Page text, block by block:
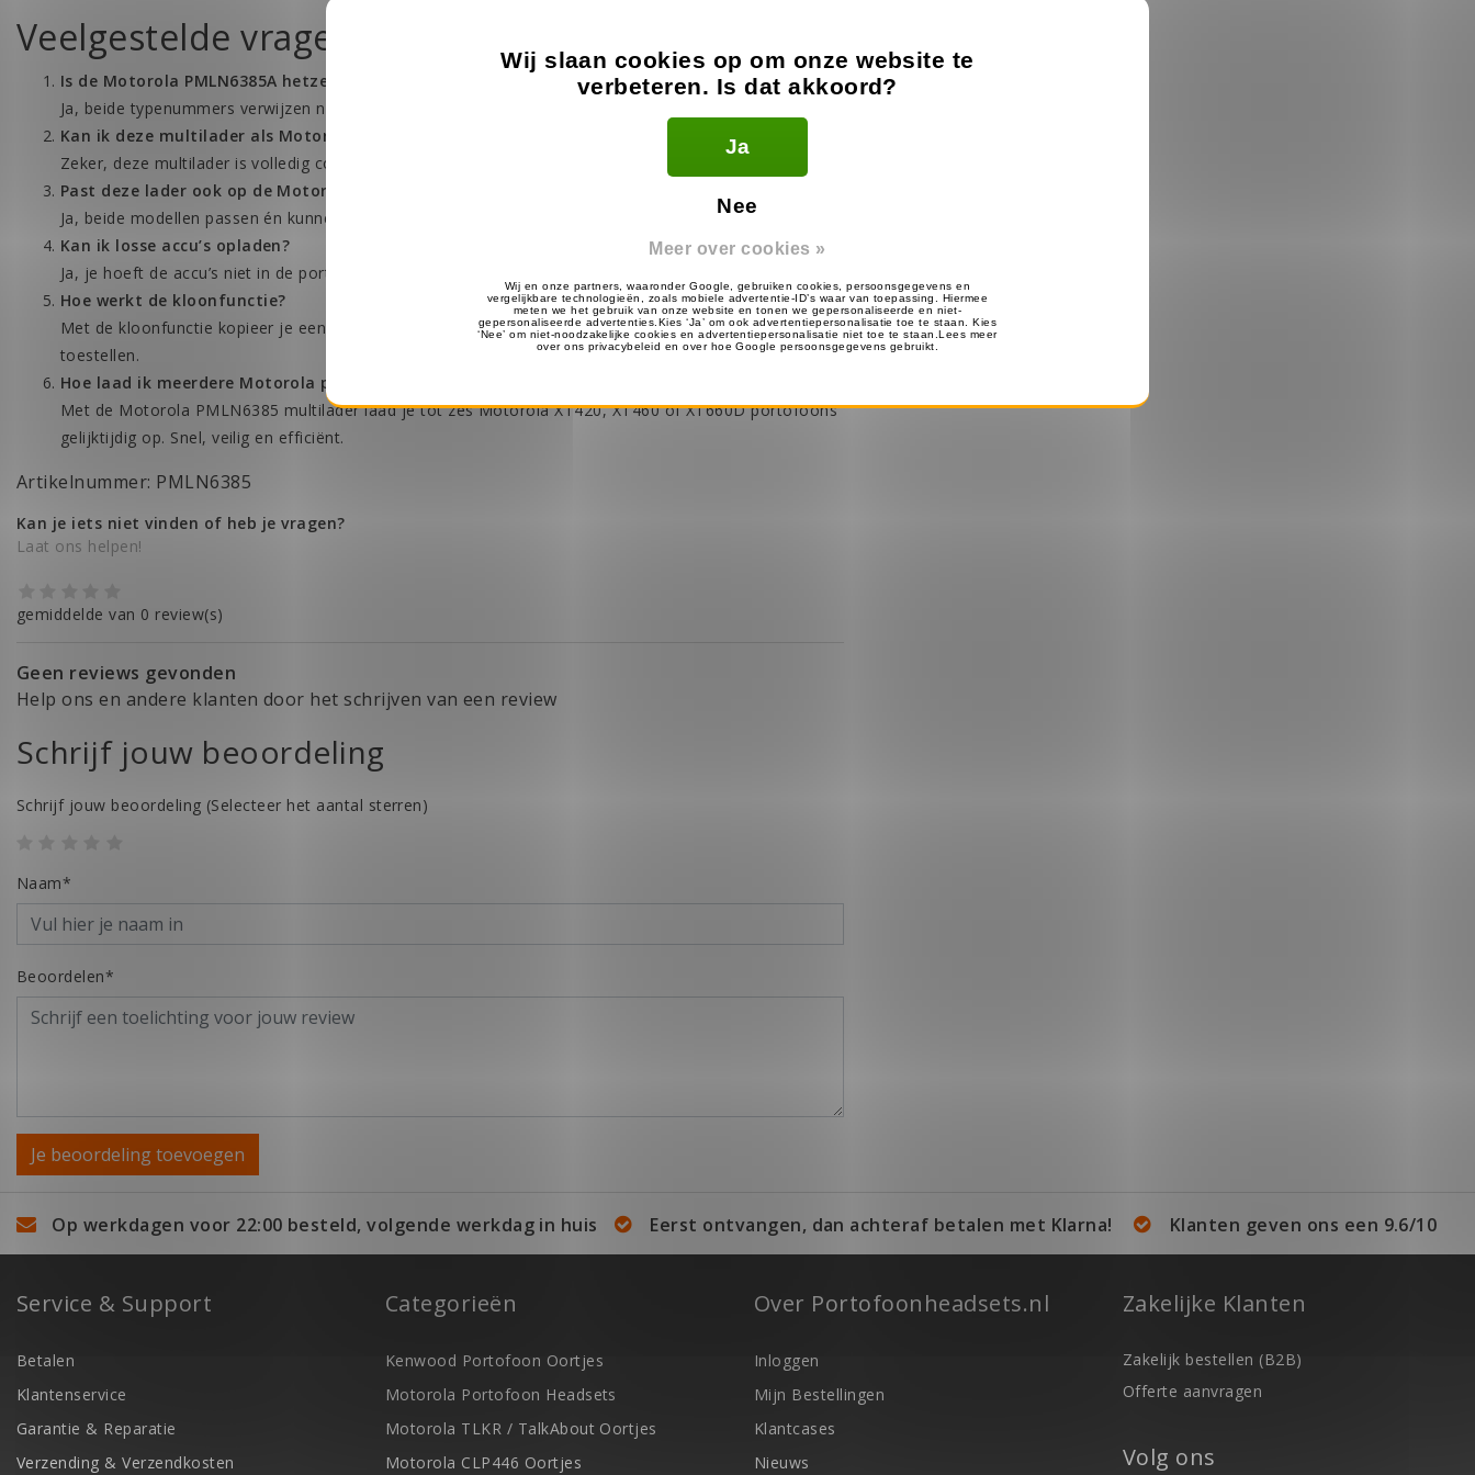
Veelgestelde vragen (FAQ)
Is de Motorola PMLN6385A hetzelfde als de PMLN6385?
Ja, beide typenummers verwijzen naar exact hetzelfde officiële Motorola product.
Kan ik deze multilader als Motorola XT420 Oplader gebruiken?
Zeker, deze multilader is volledig compatibel met de XT420.
Past deze lader ook op de Motorola XT460 en XT660D?
Ja, beide modellen passen én kunnen tegelijk geladen worden.
Kan ik losse accu’s opladen?
Ja, je hoeft de accu’s niet in de portofoon te laten zitten.
Hoe werkt de kloonfunctie?
Met de kloonfunctie kopieer je eenvoudig instellingen van één portofoon naar meerdere andere
toestellen.
Hoe laad ik meerdere Motorola portofoons tegelijk op?
Met de Motorola PMLN6385 multilader laad je tot zes Motorola XT420, XT460 of XT660D portofoons
gelijktijdig op. Snel, veilig en efficiënt.
Artikelnummer: PMLN6385
Kan je iets niet vinden of heb je vragen?
Laat ons helpen!
gemiddelde van 0 review(s)
Geen reviews gevonden
Help ons en andere klanten door het schrijven van een review
Schrijf jouw beoordeling
Schrijf jouw beoordeling (Selecteer het aantal sterren)
Naam*
Beoordelen*
Je beoordeling toevoegen
Op werkdagen voor 22:00 besteld, volgende werkdag in huis Eerst ontvangen, dan achteraf betalen met Klarna! Klanten geven ons een 9.6/10
Service & Support
Betalen
Klantenservice
Garantie & Reparatie
Verzending & Verzendkosten
Categorieën
Kenwood Portofoon Oortjes
Motorola Portofoon Headsets
Motorola TLKR / TalkAbout Oortjes
Motorola CLP446 Oortjes
Over Portofoonheadsets.nl
Inloggen
Mijn Bestellingen
Klantcases
Nieuws
Zakelijke Klanten
Zakelijk bestellen (B2B)
Offerte aanvragen
Volg ons
Wij slaan cookies op om onze website te
verbeteren. Is dat akkoord?
Ja
Nee
Meer over cookies »